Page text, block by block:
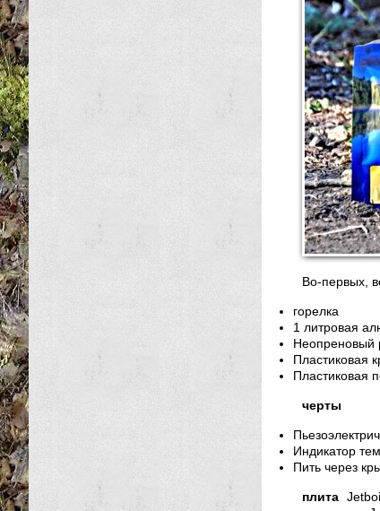
Во-первых,
горелка
1 литровая
Неопреновый
Пластиковая
Пластиковая
черты
Индикатор
Пить через
плита